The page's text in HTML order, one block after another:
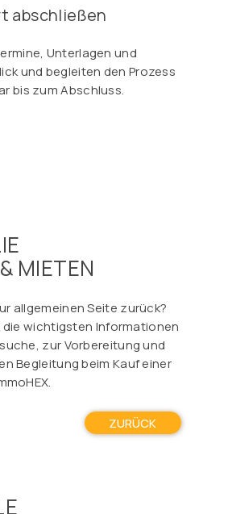
abschließen
Unterlagen und
und begleiten den Prozess
bis zum Abschluss.
MIETEN
allgemeinen Seite zurück?
die wichtigsten Informationen
zur Vorbereitung und
Begleitung beim Kauf einer
ZURÜCK